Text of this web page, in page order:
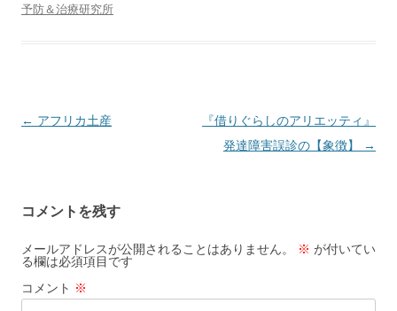
予防＆治療研究所
投
ゲ
ー
シ
ョ
← アフリカ土産
『借りぐらしのアリエッティ』
発達障害誤診の【象徴】
→
コメントを残す
メールアドレスが公開されることはありません。 ※ が付いてい
る欄は必須項目です
コメント ※